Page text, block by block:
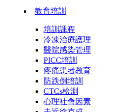
教育培訓
培訓課程
冷凍治療護理
醫院感染管理
PICC培訓
疼痛患者教育
防跌倒培訓
CTCs檢測
心理社會因素